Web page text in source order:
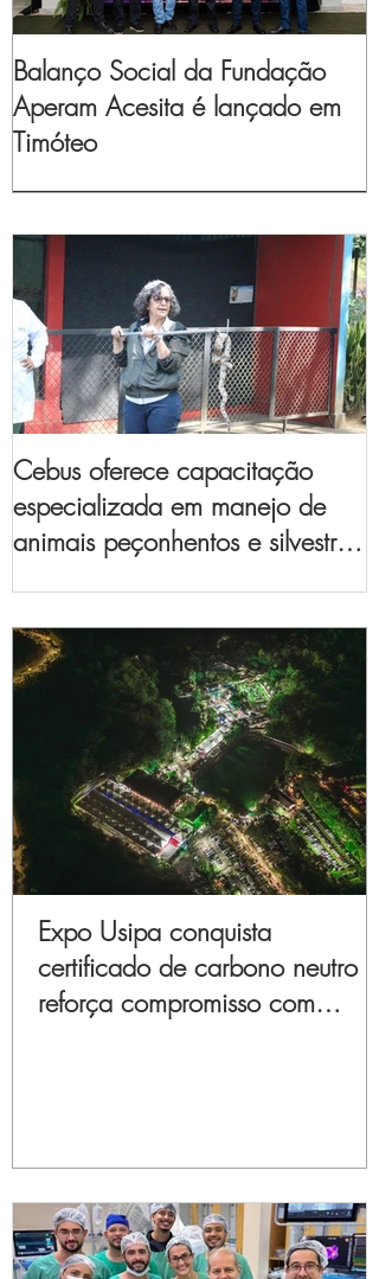
Balanço Social da Fundação
Aperam Acesita é lançado em
Timóteo
Cebus oferece capacitação
especializada em manejo de
animais peçonhentos e silvestres
Expo Usipa conquista
certificado de carbono neutro e
reforça compromisso com